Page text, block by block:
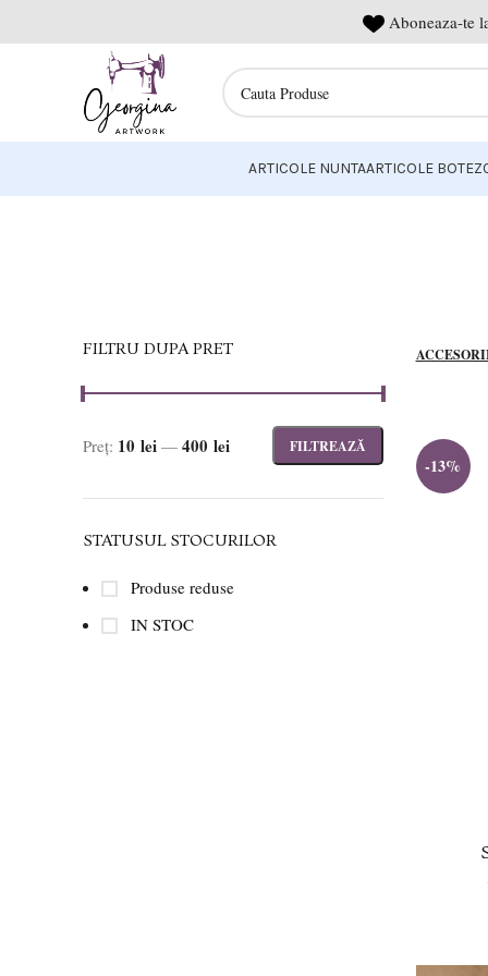
Aboneaza-te
ARTICOLE NUNTAARTICOLE BOTEZ
FILTRU DUPA PRET
FILTREAZĂ
Preț: 10 lei — 400 lei
STATUSUL STOCURILOR
Produse reduse
IN STOC
-13%